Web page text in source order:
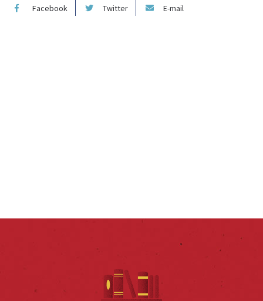
Facebook Twitter E-mail